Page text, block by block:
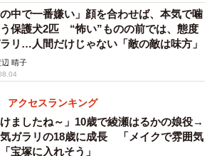
の中で一番嫌い」顔を合わせば、本気で噛
保護犬2匹 “怖い”ものの前では、態度
リ…人間だけじゃない「敵の敵は味方」
辺 晴子
アクセスランキング
けましたね～」10歳で綾瀬はるかの娘役→
ガラリの18歳に成長 「メイクで雰囲気
宝塚に入れそう」